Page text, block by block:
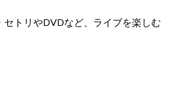
トリやDVDなど、ライブを楽しむ